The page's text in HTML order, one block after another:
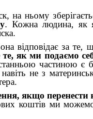
на ньому
. Кожна людина, як
відповідає за те,
те, як ми подаємо
частиною є
не з
як­що
коштів ми